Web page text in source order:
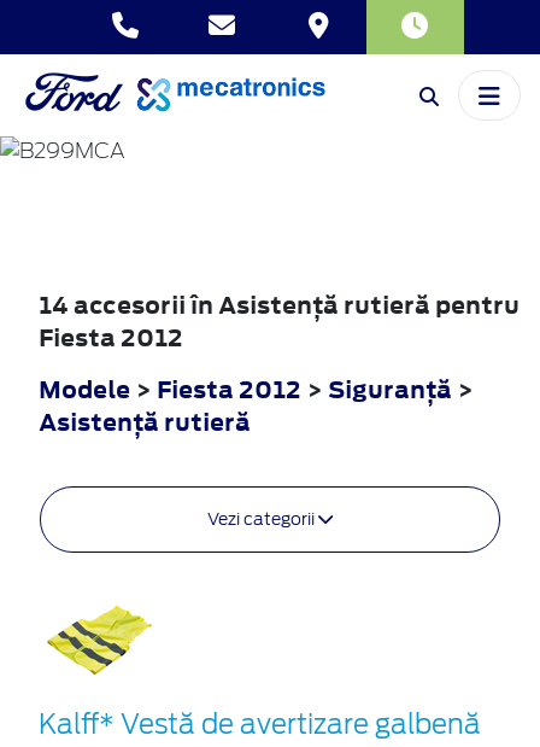
FIESTA
14 accesorii în Asistenţă rutieră pentru
Fiesta 2012
Modele > Fiesta 2012 > Siguranţă >
Asistenţă rutieră
Vezi categorii
Kalff* Vestă de avertizare galbenă